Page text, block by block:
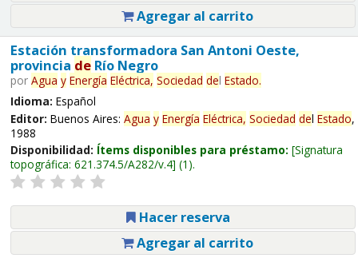
Agregar al carrito
Estación transformadora San Antoni Oeste,
provincia deRío Negro
por Agua y Energía Eléctrica, Sociedad del Estado.
Idioma: Español
Editor: Buenos Aires: Agua y Energía Eléctrica, Sociedad del Estado,
1988
Disponibilidad: Ítems disponibles para préstamo: Signatura
topográfica: 621.374.5/A282/v.4 (1).
Hacer reserva
Agregar al carrito